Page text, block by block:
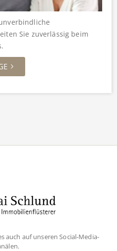
Sie zuverlässig beim
auch auf unseren Social-Media-